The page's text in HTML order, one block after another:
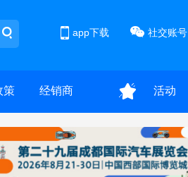
社交账号
app下载
策 经销商 活动